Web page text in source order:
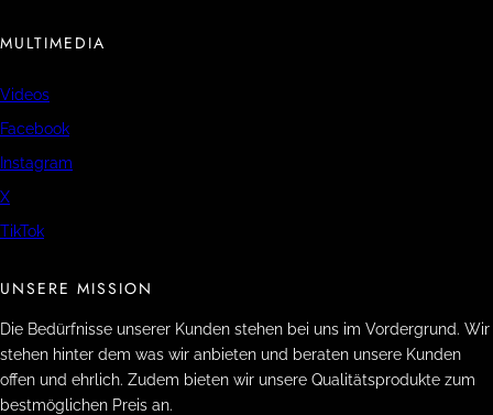
MULTIMEDIA
Videos
Facebook
Instagram
X
TikTok
UNSERE MISSION
Die Bedürfnisse unserer Kunden stehen bei uns im Vordergrund. Wir
stehen hinter dem was wir anbieten und beraten unsere Kunden
offen und ehrlich. Zudem bieten wir unsere Qualitätsprodukte zum
bestmöglichen Preis an.